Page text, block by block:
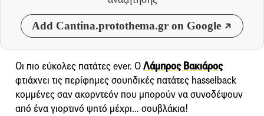
Add Cantina.protothema.gr on Google
Οι πιο εύκολες πατάτες ever. OΛάμπρος Βακιάρος
φτιάχνει τις περίφημες σουηδικές πατάτες hasselback
κομμένες σαν ακορντεόν που μπορούν να συνοδέψουν
από ένα γιορτινό ψητό μέχρι… σουβλάκια!